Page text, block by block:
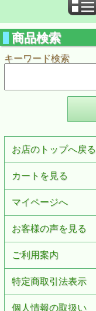
商品検索
キーワード検索
お店のトップへ戻る
カートを見る
マイページへ
お客様の声を見る
ご利用案内
特定商取引法表示
個人情報の取扱い